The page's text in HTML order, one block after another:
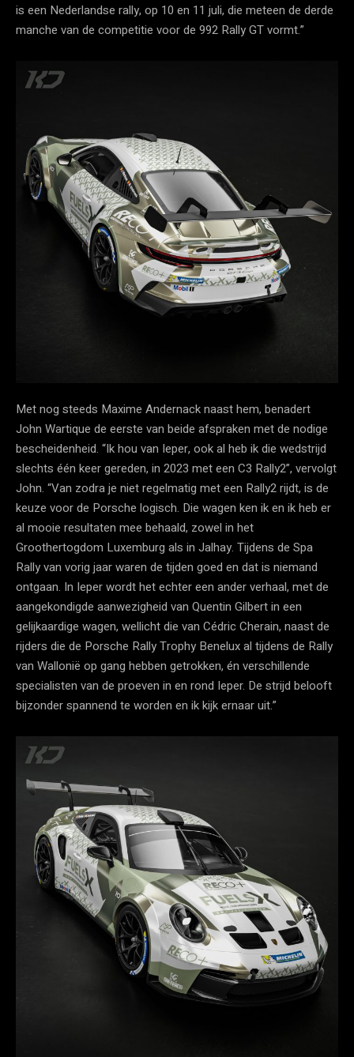
is een Nederlandse rally, op 10 en 11 juli, die meteen de derde
manche van de competitie voor de 992 Rally GT vormt.”
Met nog steeds Maxime Andernack naast hem, benadert
John Wartique de eerste van beide afspraken met de nodige
bescheidenheid. “Ik hou van Ieper, ook al heb ik die wedstrijd
slechts één keer gereden, in 2023 met een C3 Rally2”, vervolgt
John. “Van zodra je niet regelmatig met een Rally2 rijdt, is de
keuze voor de Porsche logisch. Die wagen ken ik en ik heb er
al mooie resultaten mee behaald, zowel in het
Groothertogdom Luxemburg als in Jalhay. Tijdens de Spa
Rally van vorig jaar waren de tijden goed en dat is niemand
ontgaan. In Ieper wordt het echter een ander verhaal, met de
aangekondigde aanwezigheid van Quentin Gilbert in een
gelijkaardige wagen, wellicht die van Cédric Cherain, naast de
rijders die de Porsche Rally Trophy Benelux al tijdens de Rally
van Wallonië op gang hebben getrokken, én verschillende
specialisten van de proeven in en rond Ieper. De strijd belooft
bijzonder spannend te worden en ik kijk ernaar uit.”